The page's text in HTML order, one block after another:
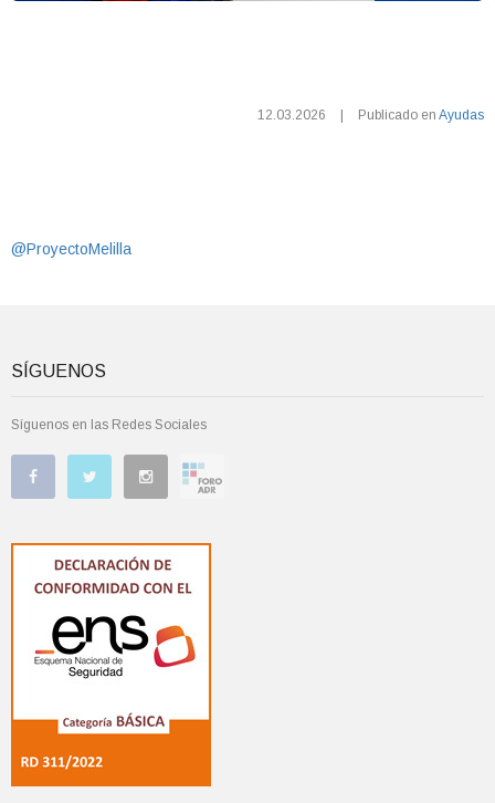
12.03.2026 Publicado en Ayudas
@ProyectoMelilla
SÍGUENOS
Síguenos en las Redes Sociales